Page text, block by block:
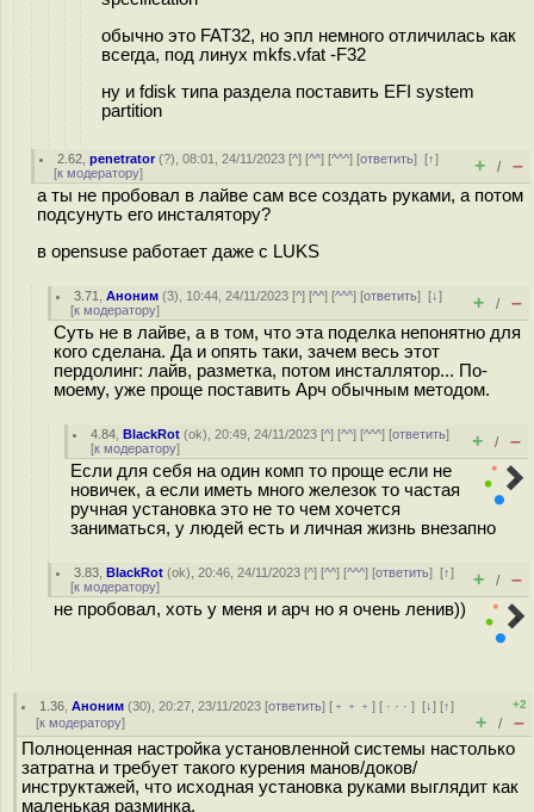
обычно это FAT32, но эпл немного отличилась как
всегда, под линух mkfs.vfat -F32
ну и fdisk типа раздела поставить EFI system
partition
2.62 ,penetrator(?), 08:01, 24/11/2023 [^] [^^] [^^^] [ответить][↑]
[к модератору] + / –
а ты не пробовал в лайве сам все создать руками, а потом
подсунуть его инсталятору?
в opensuse работает даже с LUKS
3.71 ,Аноним (3), 10:44, 24/11/2023 [^] [^^] [^^^] [ответить][↓]
[к модератору] + / –
Суть не в лайве, а в том, что эта поделка непонятно для
кого сделана. Да и опять таки, зачем весь этот
пердолинг: лайв, разметка, потом инсталлятор... По-
моему, уже проще поставить Арч обычным методом.
4.84 ,BlackRot (ok), 20:49, 24/11/2023 [^] [^^] [^^^] [ответить]
[к модератору] + / –
Если для себя на один комп то проще если не
новичек, а если иметь много железок то частая
ручная установка это не то чем хочется
заниматься, у людей есть и личная жизнь внезапно
3.83 ,BlackRot (ok), 20:46, 24/11/2023 [^] [^^] [^^^] [ответить][↑]
[к модератору] + / –
не пробовал, хоть у меня и арч но я очень ленив))
1.36 ,Аноним (30), 20:27, 23/11/2023 [ответить] [ ﹢﹢﹢] [ · · ·][↓] [↑]
[к модератору]
+2
+ / –
Полноценная настройка установленной системы настолько
затратна и требует такого курения манов/доков/
инструктажей, что исходная установка руками выглядит как
маленькая разминка.